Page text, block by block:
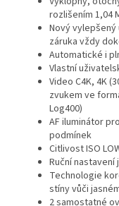
rozlišením 1,04
Nový
záruka vždy
Automatické i
Vlastní
Video C4K, 4K
zvukem ve
Log400)
AF iluminátor
podmínek
Citlivost ISO
Ruční
Technologie
stíny vůči
2 samostatné